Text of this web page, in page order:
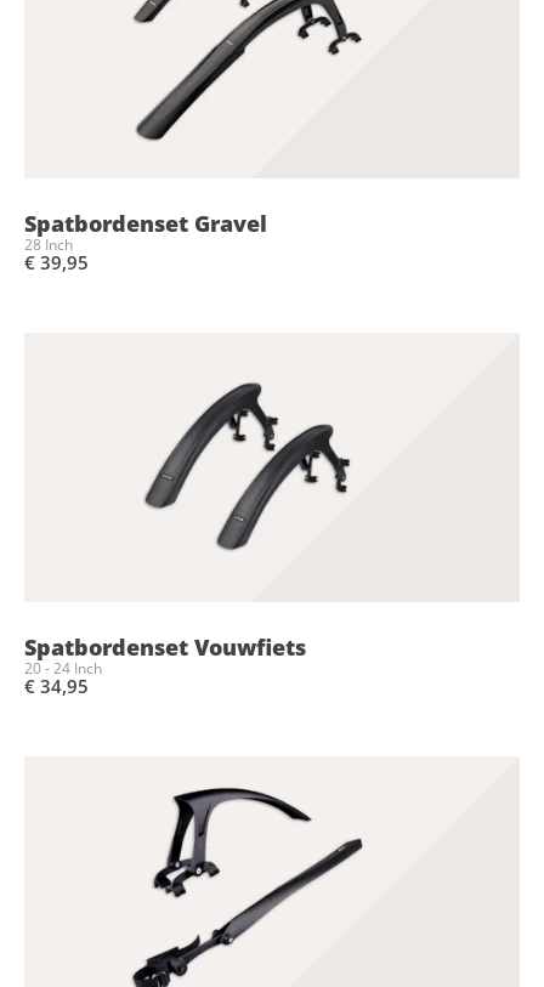
Spatbordenset Gravel
28 Inch
€ 39,95
Spatbordenset Vouwfiets
20 - 24 Inch
€ 34,95